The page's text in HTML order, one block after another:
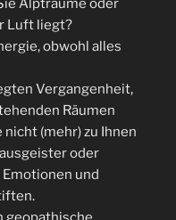
Alpträume oder
Luft liegt?
obwohl alles
Vergangenheit,
Räumen
(mehr) zu Ihnen
oder
und